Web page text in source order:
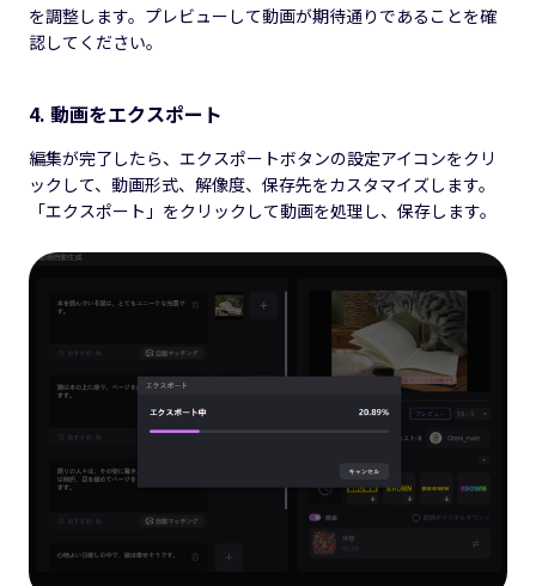
を調整します。プレビューして動画が期待通りであることを確
認してください。
4. 動画をエクスポート
編集が完了したら、エクスポートボタンの設定アイコンをクリ
ックして、動画形式、解像度、保存先をカスタマイズします。
「エクスポート」をクリックして動画を処理し、保存します。